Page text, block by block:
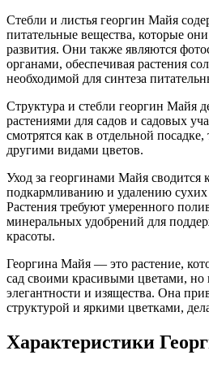
Стебли и листья георгин Майя
питательные вещества, которые
развития. Они также являются
органами, обеспечивая растения
необходимой для синтеза
Структура и стебли георгин Майя
растениями для садов и садовых
смотрятся как в отдельной
другими видами цветов.
Уход за георгинами Майя сводится
подкармливанию и удалению сухих
Растения требуют умеренного
минеральных удобрений для
красоты.
Георгина Майя — это растение,
сад своими красивыми цветами, но
элегантности и изящества. Она
структурой и яркими цветками,
Характеристики